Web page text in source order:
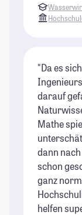
"Da es
darauf
Mathe
dann
schon
ganz
helfen